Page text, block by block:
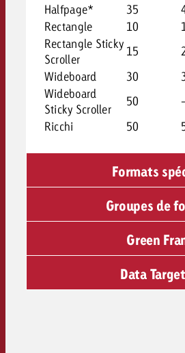
Halfpage*
35
Rectangle
10
Rectangle Sticky
Scroller
15
Wideboard
30
Wideboard
Sticky Scroller
50 -
Ricchi
50
Formats
Groupes de
Green
Data